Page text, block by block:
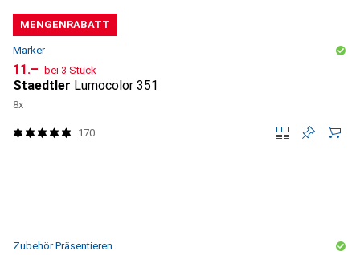
MENGENRABATT
Marker
CHF
11.– bei 3 Stück
Staedtler Lumocolor 351
8x
170
Zubehör Präsentieren